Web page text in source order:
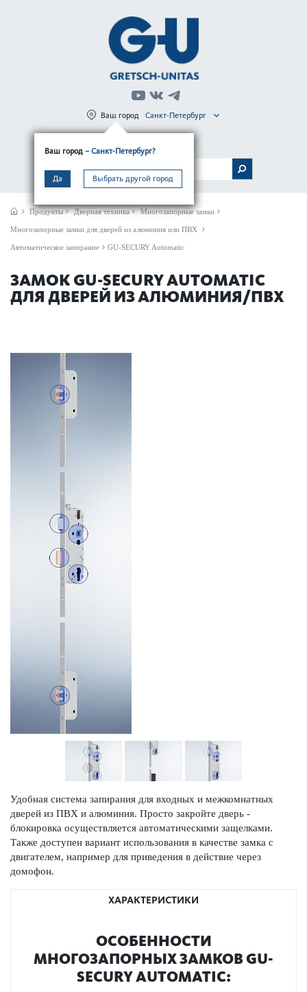
Ваш город – Санкт-Петербург?
Да Выбрать другой город
Ваш город Санкт-Петербург
МЕНЮ
Продукты Дверная техника Многозапорные замки
Многозапорные замки для дверей из алюминия или ПВХ
Автоматическое запирание GU-SECURY Automatic
ЗАМОК GU-SECURY AUTOMATIC
ДЛЯ ДВЕРЕЙ ИЗ АЛЮМИНИЯ/ПВХ
Удобная система запирания для входных и межкомнатных
дверей из ПВХ и алюминия. Просто закройте дверь -
блокировка осуществляется автоматическими защелками.
Также доступен вариант использования в качестве замка с
двигателем, например для приведения в действие через
домофон.
ХАРАКТЕРИСТИКИ
ОСОБЕННОСТИ
МНОГОЗАПОРНЫХ ЗАМКОВ GU-
SECURY AUTOMATIC: